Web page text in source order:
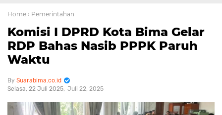
Home › Pemerintahan
Komisi I DPRD Kota Bima Gelar
RDP Bahas Nasib PPPK Paruh
Waktu
Suarabima.co.id
Selasa, 22 Juli 2025 Juli 22, 2025